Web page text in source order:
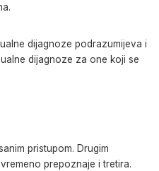
dijagnoze podrazumijeva i
dijagnoze za one koji se
pristupom. Drugim
prepoznaje i tretira.